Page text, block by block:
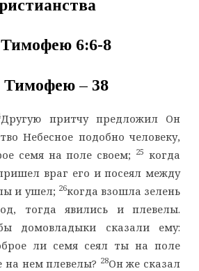
Тимофею 6:6-8
Тимофею – 38
Другую притчу предложил Он
Небесное подобно человеку,
семя на поле своем; 25 когда
враг его и посеял между
и ушел; 26когда взошла зелень
тогда явились и плевелы.
домовладыки сказали ему:
ли семя сеял ты на поле
на нем плевелы? 28Он же сказал